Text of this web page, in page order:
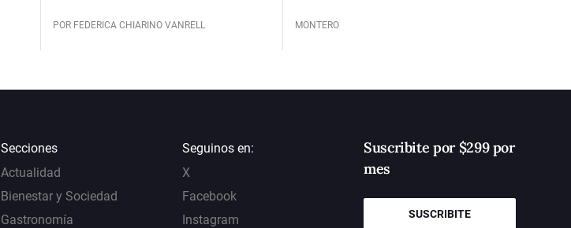
POR FEDERICA CHIARINO VANRELL MONTERO
Secciones
Actualidad
Bienestar y Sociedad
Gastronomía
Seguinos en:
X
Facebook
Instagram
Suscribite por $299 por
mes
SUSCRIBITE